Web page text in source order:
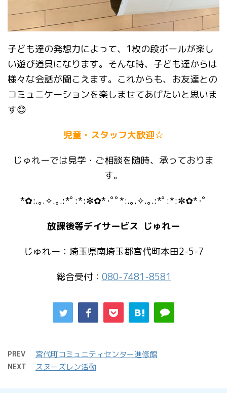
子ども達の発想力によって、1枚の段ボールが楽し
い遊び道具になります。そんな時、子ども達からは
様々な会話が聞こえます。これからも、お友達との
コミュニケーションを楽しませてあげたいと思いま
す😊
児童・スタッフ大歓迎☆
じゅれーでは見学・ご相談を随時、承っておりま
す。
*✿:.｡.✧.｡.:*ﾟ:*:✼✿*･ﾟﾟ*:.｡.✧.｡.:*ﾟ:*:✼✿*･ﾟ
放課後等デイサービス じゅれー
じゅれー：埼玉県南埼玉郡宮代町本田2-5-7
総合受付： 080-7481-8581
PREV 宮代町コミュ二ティセンター進修館
NEXT スヌーズレン活動